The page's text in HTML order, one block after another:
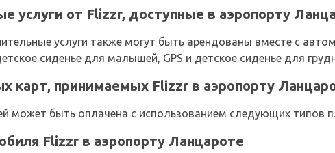
услуги от Flizzr, доступные в аэропорту
услуги также могут быть арендованы вместе с
сиденье для малышей, GPS и детское сиденье для
карт, принимаемых Flizzr в аэропорту
может быть оплачена с использованием следующих типов
Flizzr в аэропорту Ланцароте